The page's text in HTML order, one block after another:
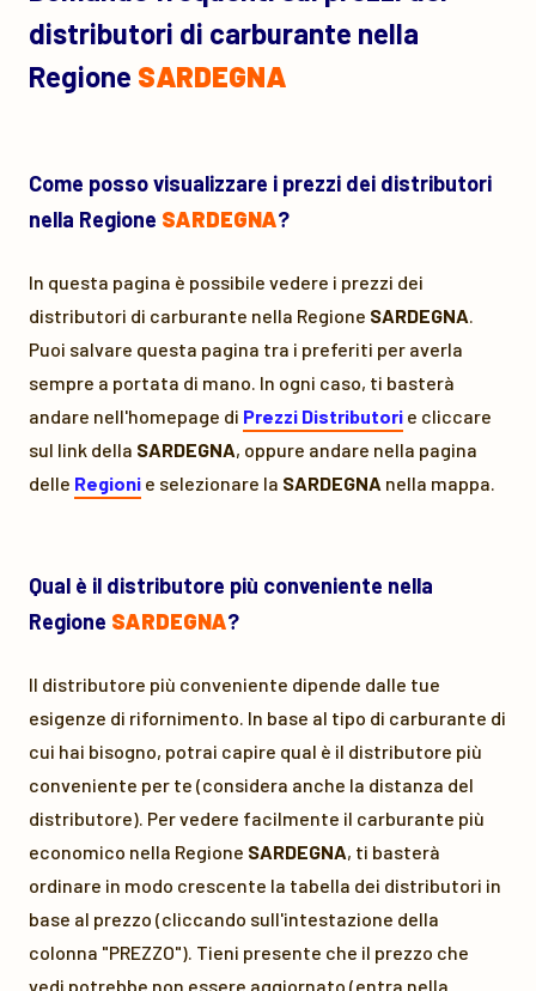
distributori di carburante nella
Regione SARDEGNA
Come posso visualizzare i prezzi dei distributori
nella Regione SARDEGNA?
In questa pagina è possibile vedere i prezzi dei
distributori di carburante nella Regione SARDEGNA.
Puoi salvare questa pagina tra i preferiti per averla
sempre a portata di mano. In ogni caso, ti basterà
andare nell'homepage di Prezzi Distributori e cliccare
sul link della SARDEGNA, oppure andare nella pagina
delle Regioni e selezionare la SARDEGNA nella mappa.
Qual è il distributore più conveniente nella
Regione SARDEGNA?
Il distributore più conveniente dipende dalle tue
esigenze di rifornimento. In base al tipo di carburante di
cui hai bisogno, potrai capire qual è il distributore più
conveniente per te (considera anche la distanza del
distributore). Per vedere facilmente il carburante più
economico nella Regione SARDEGNA, ti basterà
ordinare in modo crescente la tabella dei distributori in
base al prezzo (cliccando sull'intestazione della
colonna "PREZZO"). Tieni presente che il prezzo che
vedi potrebbe non essere aggiornato (entra nella